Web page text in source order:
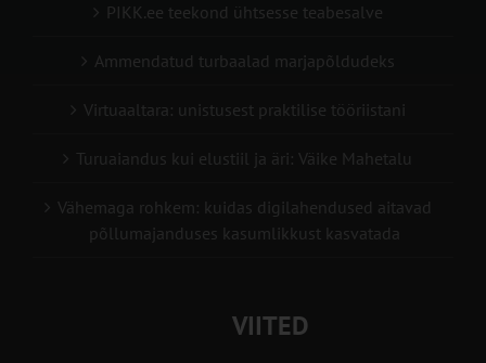
PIKK.ee teekond ühtsesse teabesalve
Ammendatud turbaalad marjapõldudeks
Virtuaaltara: unistusest praktilise tööriistani
Turuaiandus kui elustiil ja äri: Väike Mahetalu
Vähemaga rohkem: kuidas digilahendused aitavad
põllumajanduses kasumlikkust kasvatada
VIITED